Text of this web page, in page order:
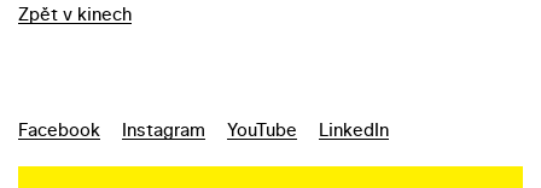
Zpět v kinech
Facebook Instagram YouTube LinkedIn